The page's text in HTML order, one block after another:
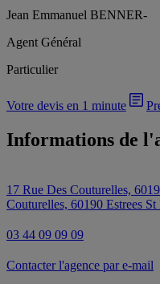
Jean Emmanuel BENNER-
Agent Général
Particulier
Votre devis en 1 minute
Informations de
17 Rue Des Couturelles,
Couturelles, 60190 Estrees St
03 44 09 09 09
Contacter l'agence par e-mail